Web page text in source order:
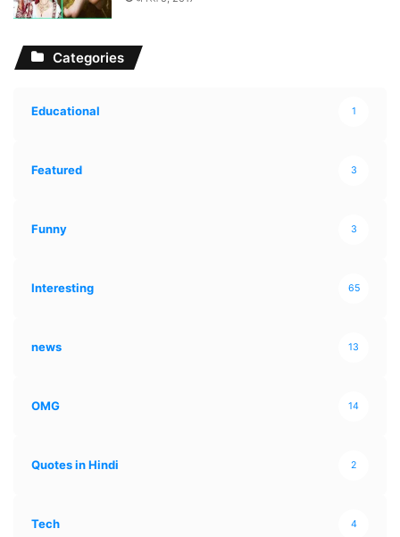
Categories
Educational 1
Featured 3
Funny 3
Interesting 65
news 13
OMG 14
Quotes in Hindi 2
Tech 4